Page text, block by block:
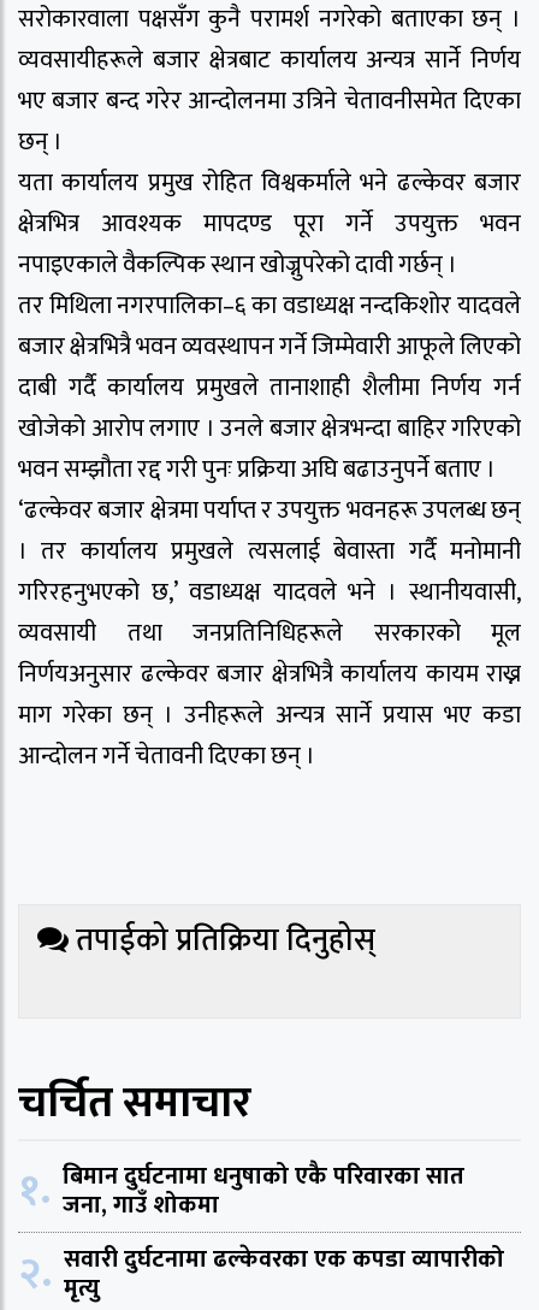
सरोकारवाला पक्षसँग कुनै परामर्श नगरेको बताएका छन् ।
व्यवसायीहरूले बजार क्षेत्रबाट कार्यालय अन्यत्र सार्ने निर्णय
भए बजार बन्द गरेर आन्दोलनमा उत्रिने चेतावनीसमेत दिएका
छन् ।
यता कार्यालय प्रमुख रोहित विश्वकर्माले भने ढल्केवर बजार
क्षेत्रभित्र आवश्यक मापदण्ड पूरा गर्ने उपयुक्त भवन
नपाइएकाले वैकल्पिक स्थान खोज्नुपरेको दावी गर्छन् ।
तर मिथिला नगरपालिका–६ का वडाध्यक्ष नन्दकिशोर यादवले
बजार क्षेत्रभित्रै भवन व्यवस्थापन गर्ने जिम्मेवारी आफूले लिएको
दाबी गर्दै कार्यालय प्रमुखले तानाशाही शैलीमा निर्णय गर्न
खोजेको आरोप लगाए । उनले बजार क्षेत्रभन्दा बाहिर गरिएको
भवन सम्झौता रद्द गरी पुनः प्रक्रिया अघि बढाउनुपर्ने बताए ।
‘ढल्केवर बजार क्षेत्रमा पर्याप्त र उपयुक्त भवनहरू उपलब्ध छन्
। तर कार्यालय प्रमुखले त्यसलाई बेवास्ता गर्दै मनोमानी
गरिरहनुभएको छ,’ वडाध्यक्ष यादवले भने । स्थानीयवासी,
व्यवसायी तथा जनप्रतिनिधिहरूले सरकारको मूल
निर्णयअनुसार ढल्केवर बजार क्षेत्रभित्रै कार्यालय कायम राख्न
माग गरेका छन् । उनीहरूले अन्यत्र सार्ने प्रयास भए कडा
आन्दोलन गर्ने चेतावनी दिएका छन् ।
तपाईको प्रतिक्रिया दिनुहोस्
चर्चित समाचार
१. बिमान दुर्घटनामा धनुषाको एकै परिवारका सात
जना, गाउँ शोकमा
२. सवारी दुर्घटनामा ढल्केवरका एक कपडा व्यापारीको
मृत्यु